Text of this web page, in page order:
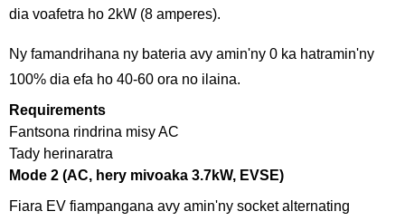
dia voafetra ho 2kW (8 amperes).
Ny famandrihana ny bateria avy amin'ny 0 ka hatramin'ny
100% dia efa ho 40-60 ora no ilaina.
Requirements
Fantsona rindrina misy AC
Tady herinaratra
Mode 2 (AC, hery mivoaka 3.7kW, EVSE)
Fiara EV fiampangana avy amin'ny socket alternating